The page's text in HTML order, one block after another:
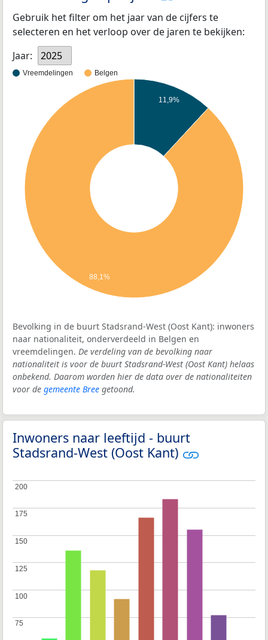
Gebruik het filter om het jaar van de cijfers te
selecteren en het verloop over de jaren te bekijken:
Jaar:
2025
Vreemdelingen Belgen
11,9%
88,1%
Bevolking in de buurt Stadsrand-West (Oost Kant): inwoners
naar nationaliteit, onderverdeeld in Belgen en
vreemdelingen. De verdeling van de bevolking naar
nationaliteit is voor de buurt Stadsrand-West (Oost Kant) helaas
onbekend. Daarom worden hier de data over de nationaliteiten
voor de gemeente Bree getoond.
Inwoners naar leeftijd - buurt
Stadsrand-West (Oost Kant)
75
75
100
100
125
125
150
150
175
175
200
200